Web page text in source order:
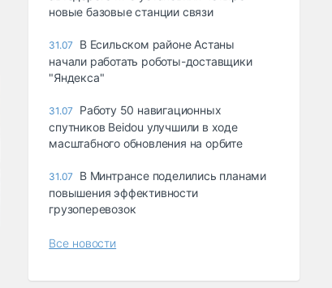
новые базовые станции связи
31.07
В Есильском районе Астаны
начали работать роботы-доставщики
"Яндекса"
31.07
Работу 50 навигационных
спутников Beidou улучшили в ходе
масштабного обновления на орбите
31.07
В Минтрансе поделились планами
повышения эффективности
грузоперевозок
Все новости